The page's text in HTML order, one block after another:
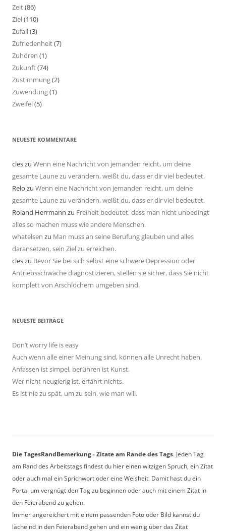
Zeit(86)
Ziel(110)
Zufall(3)
Zufriedenheit(7)
Zuhören (1)
Zukunft(74)
Zustimmung(2)
Zuwendung(1)
Zweifel(5)
NEUESTE KOMMENTARE
cleszu Wenn eine Nachricht von jemanden reicht, um deine
gesamte Laune zu verändern, weißt du, dass er dir viel bedeutet.
Relo zu Wenn eine Nachricht von jemanden reicht, um deine
gesamte Laune zu verändern, weißt du, dass er dir viel bedeutet.
Roland Herrmann zu Freiheit bedeutet, dass man nicht unbedingt
alles so machen muss wie andere Menschen.
whatelsen zu Man muss an seine Berufung glauben und alles
daransetzen, sein Ziel zu erreichen.
cleszu Bevor Sie bei sich selbst eine schwere Depression oder
Antriebsschwäche diagnostizieren, stellen sie sicher, dass Sie nicht
komplett von Arschlöchern umgeben sind.
NEUESTE BEITRÄGE
Don’t worry life is easy
Auch wenn alle einer Meinung sind, können alle Unrecht haben.
Anfassen ist simpel, berühren ist Kunst.
Wer nicht neugierig ist, erfährt nichts.
Es ist nie zu spät, um zu sein, wie man will.
Die TagesRandBemerkung - Zitate am Rande des Tags. Jeden Tag
am Rand des Arbeitstags findest du hier einen witzigen Spruch, ein Zitat
oder auch mal ein Sprichwort oder eine Weisheit. Damit hast du ein
Portal um vergnügt den Tag zu beginnen oder auch mit einem Zitat in
den Feierabend zu gehen.
Immer angereichert mit einem passenden Foto oder Bild kannst du
lächelnd in den Feierabend gehen und ein wenig über das Zitat